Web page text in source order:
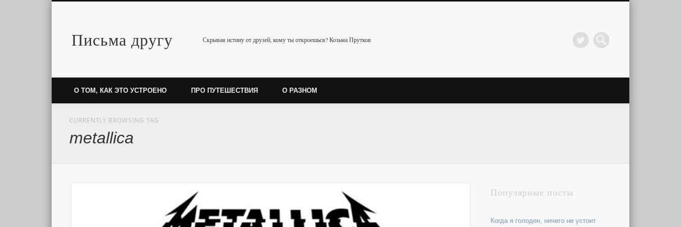
Письма другу Скрывая истину от друзей, кому ты откроешься? Козьма Прутков
Twitter
О ТОМ, КАК ЭТО УСТРОЕНО ПРО ПУТЕШЕСТВИЯ О РАЗНОМ
CURRENTLY BROWSING TAG
metallica
Популярные посты
Когда я голоден, ничего не устоит